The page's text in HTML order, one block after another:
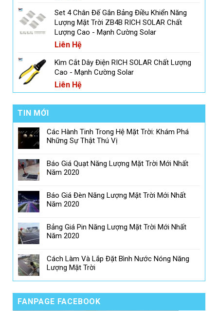
Set 4 Chân Đế Gắn Bảng Điều Khiển Năng
Lượng Mặt Trời ZB4B RICH SOLAR Chất
Lượng Cao - Mạnh Cường Solar
Liên Hệ
Kìm Cắt Dây Điện RICH SOLAR Chất Lượng
Cao - Mạnh Cường Solar
Liên Hệ
TIN MỚI
Các Hành Tinh Trong Hệ Mặt Trời: Khám Phá
Những Sự Thật Thú Vị
Báo Giá Quạt Năng Lượng Mặt Trời Mới Nhất
Năm 2020
Báo Giá Đèn Năng Lượng Mặt Trời Mới Nhất
Năm 2020
Bảng Giá Pin Năng Lượng Mặt Trời Mới Nhất
Năm 2020
Cách Làm Và Lắp Đặt Bình Nước Nóng Năng
Lượng Mặt Trời
FANPAGE FACEBOOK